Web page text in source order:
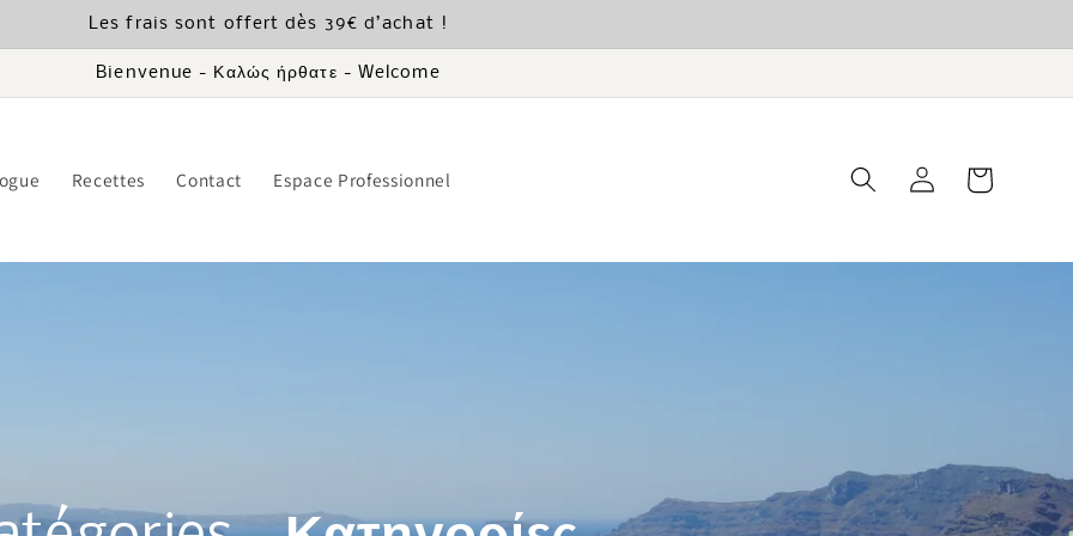
Les frais sont offert dès 39€ d’achat !
Bienvenue - Καλώς ήρθατε - Welcome
Recettes Contact Espace Professionnel Connexion Panier